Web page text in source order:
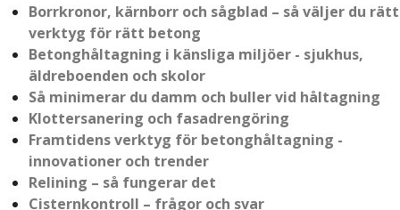
Borrkronor, kärnborr och sågblad – så väljer du rätt
verktyg för rätt betong
Betonghåltagning i känsliga miljöer - sjukhus,
äldreboenden och skolor
Så minimerar du damm och buller vid håltagning
Klottersanering och fasadrengöring
Framtidens verktyg för betonghåltagning -
innovationer och trender
Relining – så fungerar det
Cisternkontroll – frågor och svar